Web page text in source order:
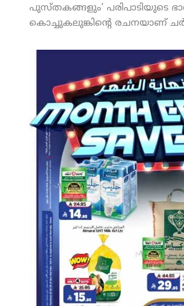
പുസ്തകങ്ങളും’ പരിപാടിയുടെ
കൊച്ചുകലുങ്കിന്റെ രചനയാണ്